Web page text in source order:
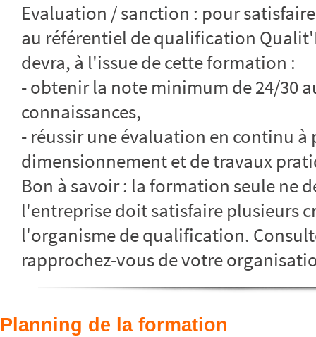
Evaluation / sanction : pour
au référentiel de qualification
devra, à l'issue de cette formation :
- obtenir la note minimum de 24/30
connaissances,
- réussir une évaluation en continu à
dimensionnement et de travaux
Bon à savoir : la formation seule ne
l'entreprise doit satisfaire plusieurs
l'organisme de qualification.
rapprochez-vous de votre
Planning de la formation